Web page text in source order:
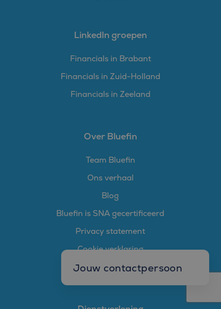
Jouw contactpersoon
Manager W&S
LinkedIn groepen
Financials in Brabant
Financials in Zuid-Holland
Financials in Zeeland
Over Bluefin
Team Bluefin
Ons verhaal
Blog
Bluefin is SNA gecertificeerd
Privacy statement
Cookie verklaring
Cookie instellingen